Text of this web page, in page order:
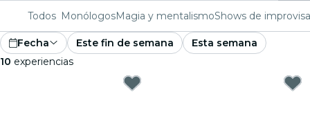
Todos MonólogosMagia y mentalismoShows de
Fecha Este fin de semana
Esta semana
10 experiencias